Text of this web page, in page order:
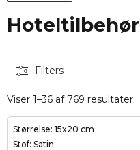
Hoteltilbehør
Filters
Viser 1–36 af 769 resultater
Størrelse: 15x20 cm
Stof: Satin